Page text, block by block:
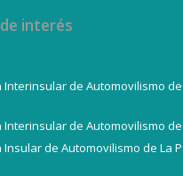
interés
Interinsular de Automovilismo
Interinsular de Automovilismo
Insular de Automovilismo de La